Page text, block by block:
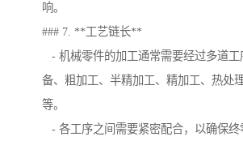
响。
### 7. **工艺链长**
- 机械零件的加工通常需要经过多道工
备、粗加工、半精加工、精加工、热处
等。
- 各工序之间需要紧密配合，以确保终